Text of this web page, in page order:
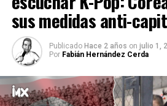
sus medidas anti-
Publicado Hace 2 años on julio 1,
Por Fabián Hernández Cerda